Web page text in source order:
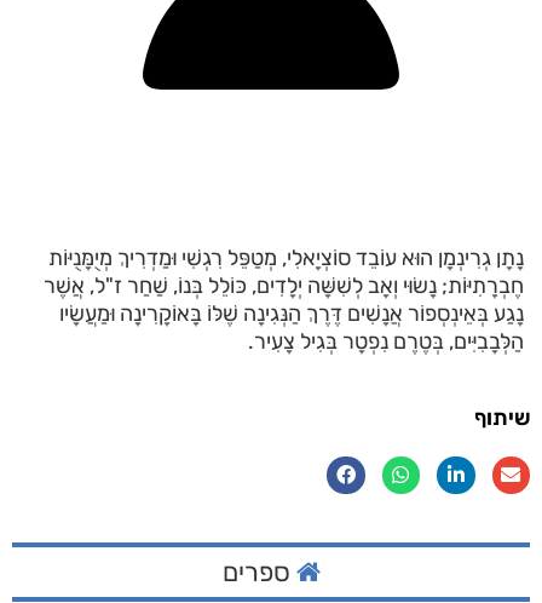
נָתָן גְרִינְמָן הוּא עוֹבֵד סוֹצְיָאלִי, מְטַפֵּל רִגְשִׁי וּמַדְרִיךְ מְיֻמָּנֻיּוֹת
חֶבְרָתִיּוֹת; נָשׂוּי וְאָב לְשִׁשָּׁה יְלָדִים, כּוֹלֵל בְּנוֹ, שַׁחַר ז"ל, אֲשֶׁר
נָגַע בְּאֵינְסְפוֹר אֲנָשִׁים דֶּרֶךְ הַנְּגִינָה שֶׁלּוֹ בָּאוֹקָרִינָה וּמַעֲשָׂיו
הַלְּבָבִיִּים, בְּטֶרֶם נִפְטָר בְּגִיל צָעִיר.
שיתוף
ספרים